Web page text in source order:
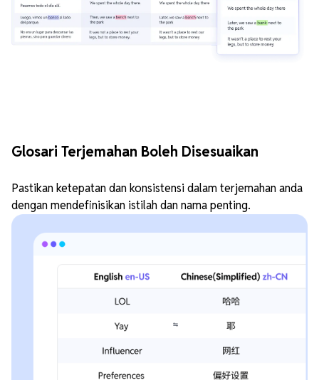
Glosari Terjemahan Boleh Disesuaikan
Pastikan ketepatan dan konsistensi dalam terjemahan anda
dengan mendefinisikan istilah dan nama penting.